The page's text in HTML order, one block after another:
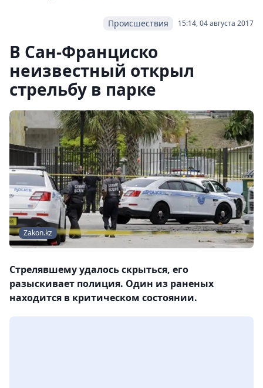
15:14, 04 августа 2017
Происшествия
В Сан-Франциско
неизвестный открыл
стрельбу в парке
Zakon.kz
Стрелявшему удалось скрыться, его
разыскивает полиция. Один из раненых
находится в критическом состоянии.